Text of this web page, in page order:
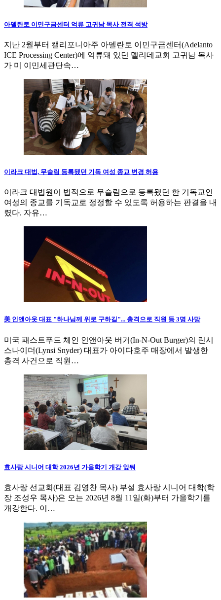
아델란토 이민구금센터 억류 고귀남 목사 전격 석방
지난 2월부터 캘리포니아주 아델란토 이민구금센터(Adelanto
ICE Processing Center)에 억류돼 있던 멜리데교회 고귀남 목사
가 미 이민세관단속…
이라크 대법, 무슬림 등록됐던 기독 여성 종교 변경 허용
이라크 대법원이 법적으로 무슬림으로 등록됐던 한 기독교인
여성의 종교를 기독교로 정정할 수 있도록 허용하는 판결을 내
렸다. 자유…
美 인앤아웃 대표 "하나님께 위로 구하길"... 총격으로 직원 등 3명 사망
미국 패스트푸드 체인 인앤아웃 버거(In-N-Out Burger)의 린시
스나이더(Lynsi Snyder) 대표가 아이다호주 매장에서 발생한
총격 사건으로 직원…
효사랑 시니어 대학 2026년 가을학기 개강 앞둬
효사랑 선교회(대표 김영찬 목사) 부설 효사랑 시니어 대학(학
장 조성우 목사)은 오는 2026년 8월 11일(화)부터 가을학기를
개강한다. 이…